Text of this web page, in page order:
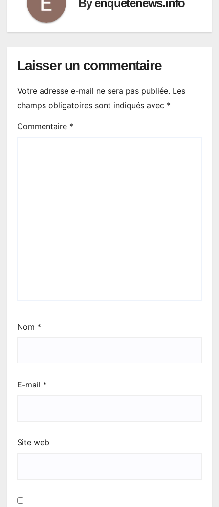
Byenquetenews.info
Laisser un commentaire
Votre adresse e-mail ne sera pas publiée. Les
champs obligatoires sont indiqués avec *
Commentaire *
Nom *
E-mail *
Site web